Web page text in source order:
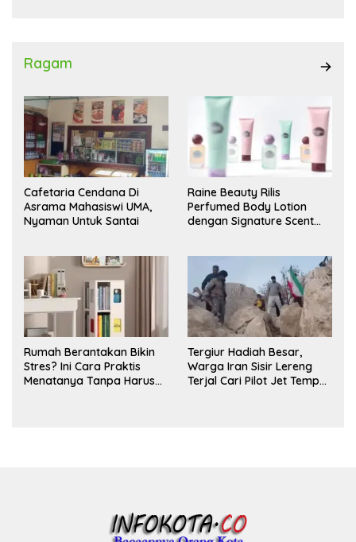
Ragam
Cafetaria Cendana Di
Asrama Mahasiswi UMA,
Nyaman Untuk Santai
Raine Beauty Rilis
Perfumed Body Lotion
dengan Signature Scent
Rumah Berantakan Bikin
Stres? Ini Cara Praktis
Menatanya Tanpa Harus
Tergiur Hadiah Besar,
Warga Iran Sisir Lereng
Terjal Cari Pilot Jet Tempur